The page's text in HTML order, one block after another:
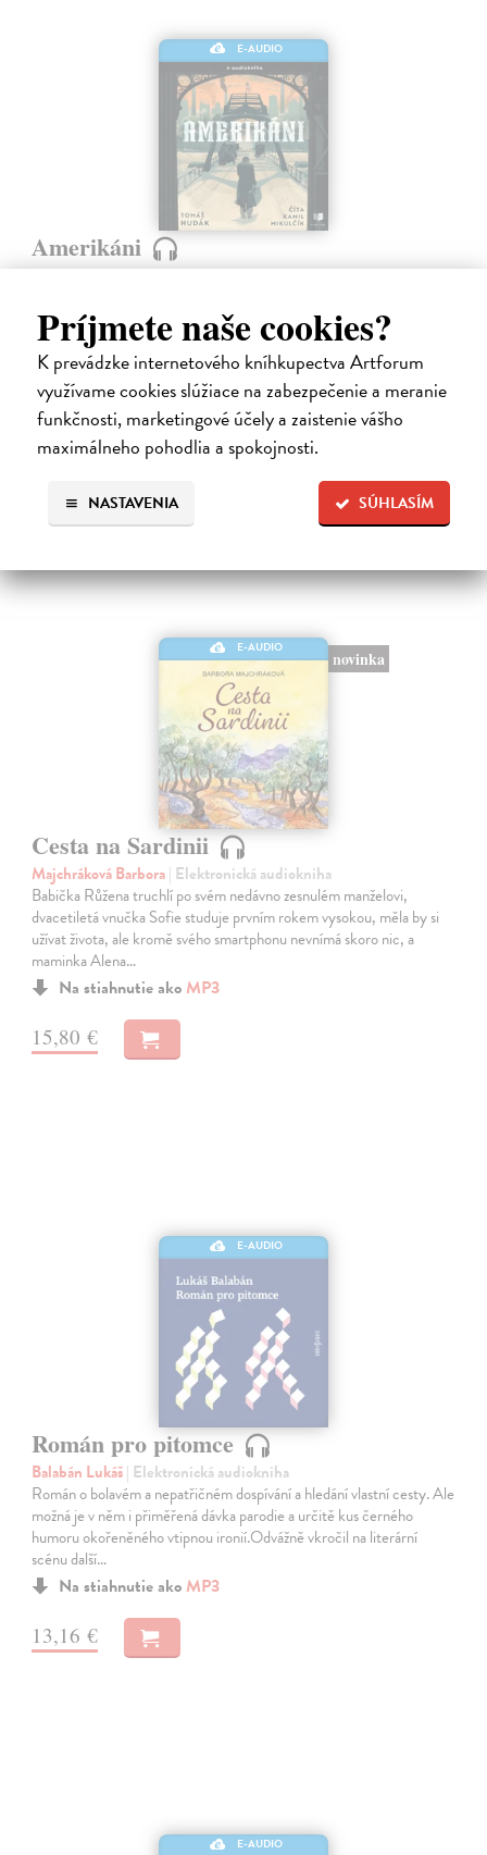
Príjmete naše cookies?
K prevádzke internetového kníhkupectva Artforum
využívame cookies slúžiace na zabezpečenie a meranie
funkčnosti, marketingové účely a zaistenie vášho
maximálneho pohodlia a spokojnosti.
SÚHLASÍM
NASTAVENIA
E-AUDIO
Amerikáni
Hudák Tomáš| Elektronická audiokniha
začiatok“ o ktorý sa v našej najväčšej vysťahovaleckej vlne na prelome
19. a 20. storočia pokúsilo približne 600 000 ľudí. Príbehy
vysťahovalectva,…
Na stiahnutie akoMP3
15,95 €
E-AUDIO
novinka
Cesta na Sardinii
Majchráková Barbora| Elektronická audiokniha
Babička Růžena truchlí po svém nedávno zesnulém manželovi,
dvacetiletá vnučka Sofie studuje prvním rokem vysokou, měla by si
užívat života, ale kromě svého smartphonu nevnímá skoro nic, a
maminka Alena…
Na stiahnutie ako MP3
15,80 €
E-AUDIO
Román pro pitomce
Balabán Lukáš| Elektronická audiokniha
Román o bolavém a nepatřičném dospívání a hledání vlastní cesty. Ale
možná je v něm i přiměřená dávka parodie a určitě kus černého
humoru okořeněného vtipnou ironií.Odvážně vkročil na literární
scénu další…
Na stiahnutie ako MP3
13,16 €
E-AUDIO